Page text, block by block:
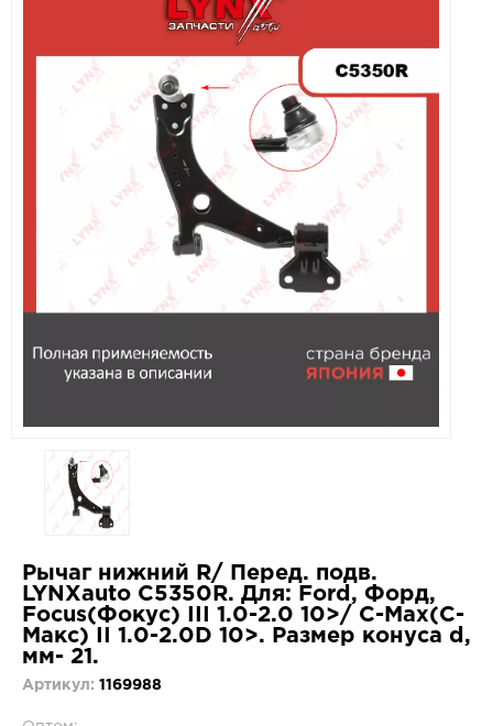
Рычаг нижний R/ Перед. подв.
LYNXauto C5350R. Для: Ford, Форд,
Focus(Фокус) III 1.0-2.0 10>/ C-Max(С-
Макс) II 1.0-2.0D 10>. Размер конуса d,
мм- 21.
Артикул: 1169988